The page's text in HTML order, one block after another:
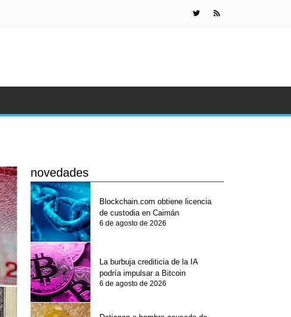
novedades
Blockchain.com obtiene licencia
de custodia en Caimán
6 de agosto de 2026
La burbuja crediticia de la IA
podría impulsar a Bitcoin
6 de agosto de 2026